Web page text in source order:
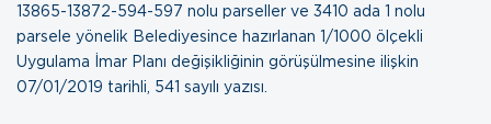
13865-13872-594-597 nolu parseller ve 3410 ada 1 nolu
parsele yönelik Belediyesince hazırlanan 1/1000 ölçekli
Uygulama İmar Planı değişikliğinin görüşülmesine ilişkin
07/01/2019 tarihli, 541 sayılı yazısı